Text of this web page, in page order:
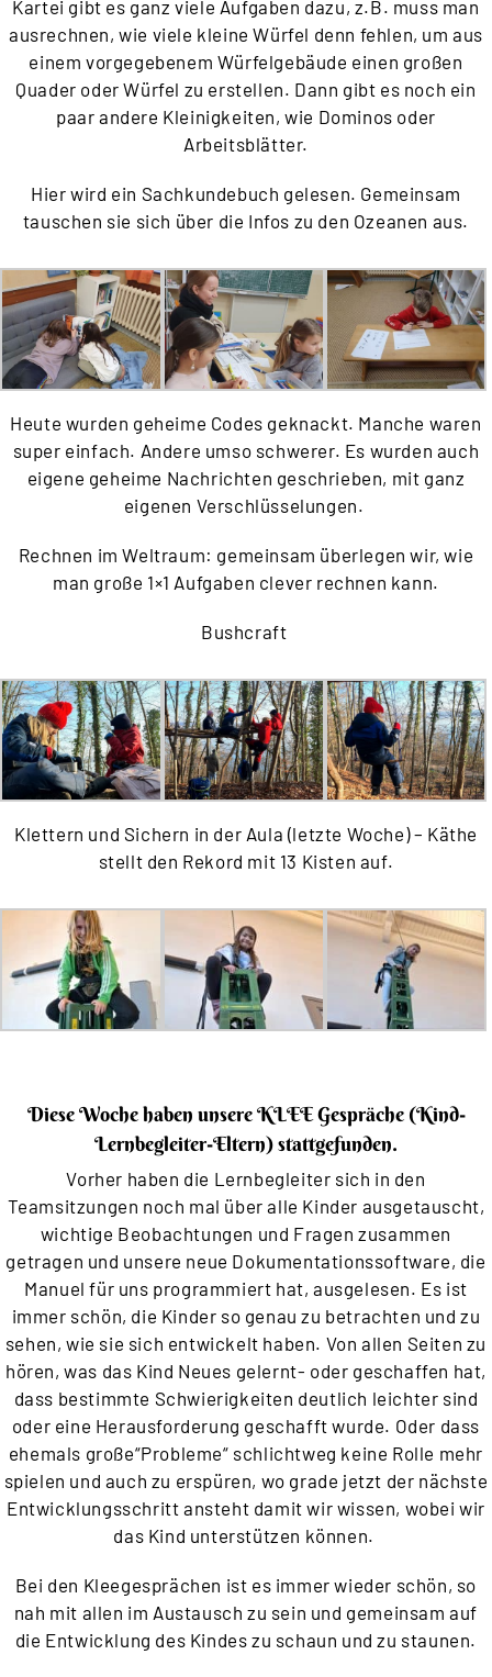
Kartei gibt es ganz viele Aufgaben dazu, z.B. muss man
ausrechnen, wie viele kleine Würfel denn fehlen, um aus
einem vorgegebenem Würfelgebäude einen großen
Quader oder Würfel zu erstellen. Dann gibt es noch ein
paar andere Kleinigkeiten, wie Dominos oder
Arbeitsblätter.
Hier wird ein Sachkundebuch gelesen. Gemeinsam
tauschen sie sich über die Infos zu den Ozeanen aus.
Heute wurden geheime Codes geknackt. Manche waren
super einfach. Andere umso schwerer. Es wurden auch
eigene geheime Nachrichten geschrieben, mit ganz
eigenen Verschlüsselungen.
Rechnen im Weltraum: gemeinsam überlegen wir, wie
man große 1×1 Aufgaben clever rechnen kann.
Bushcraft
Klettern und Sichern in der Aula (letzte Woche) – Käthe
stellt den Rekord mit 13 Kisten auf.
Diese Woche haben unsere KLEE Gespräche (Kind-
Lernbegleiter-Eltern) stattgefunden.
Vorher haben die Lernbegleiter sich in den
Teamsitzungen noch mal über alle Kinder ausgetauscht,
wichtige Beobachtungen und Fragen zusammen
getragen und unsere neue Dokumentationssoftware, die
Manuel für uns programmiert hat, ausgelesen. Es ist
immer schön, die Kinder so genau zu betrachten und zu
sehen, wie sie sich entwickelt haben. Von allen Seiten zu
hören, was das Kind Neues gelernt- oder geschaffen hat,
dass bestimmte Schwierigkeiten deutlich leichter sind
oder eine Herausforderung geschafft wurde. Oder dass
ehemals große“Probleme“ schlichtweg keine Rolle mehr
spielen und auch zu erspüren, wo grade jetzt der nächste
Entwicklungsschritt ansteht damit wir wissen, wobei wir
das Kind unterstützen können.
Bei den Kleegesprächen ist es immer wieder schön, so
nah mit allen im Austausch zu sein und gemeinsam auf
die Entwicklung des Kindes zu schaun und zu staunen.